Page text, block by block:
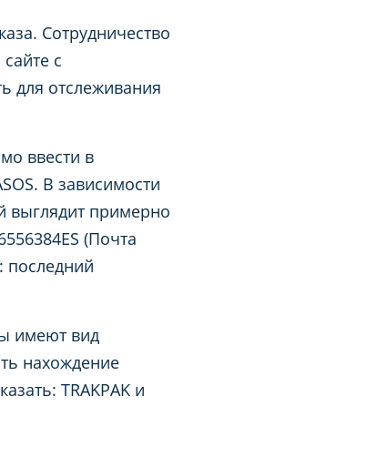
Сотрудничество
с
для отслеживания
ввести в
В зависимости
выглядит примерно
(Почта
: последний
имеют вид
нахождение
TRAKPAK и